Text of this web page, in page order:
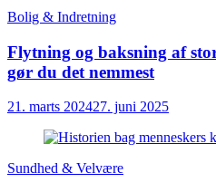
Bolig & Indretning
Flytning og baksning af
gør du det nemmest
21. marts 202427. juni 2025
Sundhed & Velvære